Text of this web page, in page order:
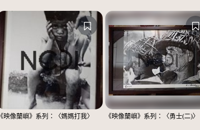
《映像蘭嶼》系列：〈媽媽打我〉 《映像蘭嶼》系列：〈勇士(二)〉